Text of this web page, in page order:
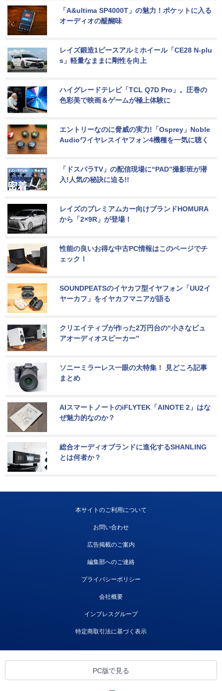
「A&ultima SP4000T」の魅力！ポケットに入る
オーディオの醍醐味
レイズ鍛造1ピースアルミホイール「CE28 N-plu
s」軽量なままに剛性を向上
ハイグレードテレビ「TCL Q7D Pro」。圧巻の
色彩美で映画＆ゲームが極上体験に
エントリーなのに脅威の実力!「Osprey」Noble
Audioワイヤレスイヤフォン4機種を一気に聴く
「ドスパラTV」の配信現場に“PAD”撮影班が潜
入!人気の秘訣に迫る!!
レイズのプレミアムカー向けブランドHOMURA
から「2×9R」が登場！
性能の良いお得な中古PC情報はこのページでチ
ェック！
SOUNDPEATSのイヤカフ型イヤフォン「UU2イ
ヤーカフ」をイヤカフマニアが語る
クリエイティブが作った2万円台の“小さなピュ
アオーディオスピーカー”
ソニーミラーレス一眼の大特集！ 見どころ記事
まとめ
AIスマートノートのiFLYTEK「AINOTE 2」はな
ぜ魅力的なのか？
総合オーディオブランドに進化するSHANLING
とは何者か？
本サイトのご利用について
お問い合わせ
広告掲載のご案内
編集部へのご連絡
プライバシーポリシー
会社概要
インプレスグループ
特定商取引法に基づく表示
PC版で見る